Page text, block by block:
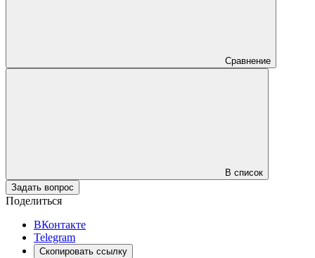
Сравнение
В список
Задать вопрос
Поделиться
ВКонтакте
Telegram
Скопировать ссылку